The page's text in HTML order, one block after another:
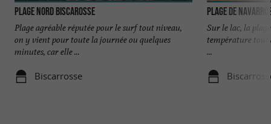
Plage Nord Biscarosse
Plage agréable réputée pour le surf tout niveau,
on y vient pour toute la journée ou quelques
minutes, car elle ...
Biscarrosse
Plage de
Sur le lac, la
température tout
...